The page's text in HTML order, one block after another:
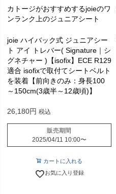
カトージがおすすめするjoieのワ
ンランク上のジュニアシート
joie ハイバック式 ジュニアシー
ト アイ トレバー( Signature｜シ
グネチャー )【isofix】ECE R129
適合 isofixで取付てシートベルト
を装着【前向きのみ：身長100
～150cm(3歳半～12歳頃)】
26,180 税込
販売期間
2025/04/11 10:00〜
カートに入れる
お気に入り登録